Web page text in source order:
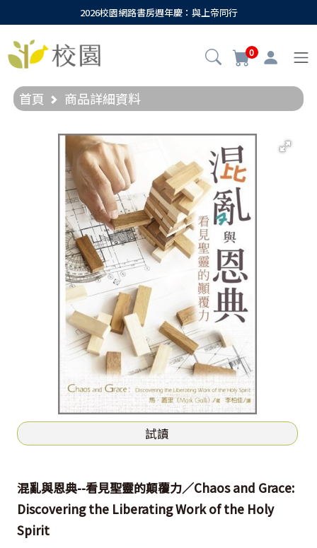
2026校園網路書房週年慶：與上帝同行
0
首頁 商品詳細資料
試讀
混亂與恩典--看見聖靈的顛覆力／Chaos and Grace:
Discovering the Liberating Work of the Holy
Spirit